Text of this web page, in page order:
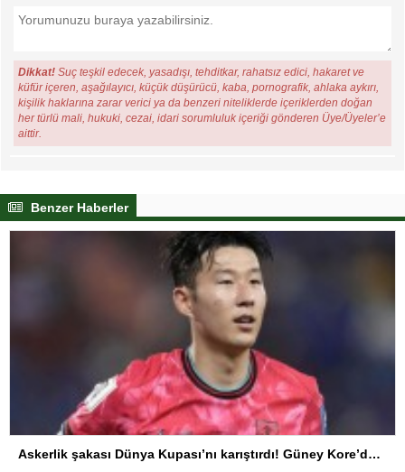
Dikkat! Suç teşkil edecek, yasadışı, tehditkar, rahatsız edici, hakaret ve
küfür içeren, aşağılayıcı, küçük düşürücü, kaba, pornografik, ahlaka aykırı,
kişilik haklarına zarar verici ya da benzeri niteliklerde içeriklerden doğan
her türlü mali, hukuki, cezai, idari sorumluluk içeriği gönderen Üye/Üyeler’e
aittir.
Benzer Haberler
Askerlik şakası Dünya Kupası’nı karıştırdı! Güney Kore’den sert karar